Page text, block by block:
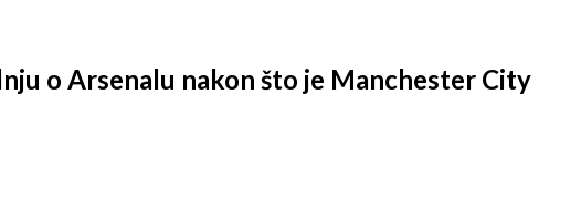
o Arsenalu nakon što je Manchester City